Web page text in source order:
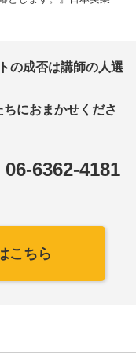
の成否は講師の人選
におまかせくださ
06-6362-4181
こちら